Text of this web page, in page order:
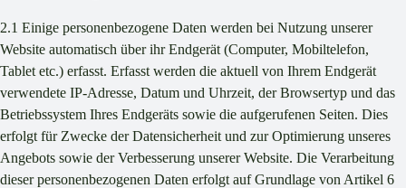
2.1 Einige personenbezogene Daten werden bei Nutzung unserer
Website automatisch über ihr Endgerät (Computer, Mobiltelefon,
Tablet etc.) erfasst. Erfasst werden die aktuell von Ihrem Endgerät
verwendete IP-Adresse, Datum und Uhrzeit, der Browsertyp und das
Betriebssystem Ihres Endgeräts sowie die aufgerufenen Seiten. Dies
erfolgt für Zwecke der Datensicherheit und zur Optimierung unseres
Angebots sowie der Verbesserung unserer Website. Die Verarbeitung
dieser personenbezogenen Daten erfolgt auf Grundlage von Artikel 6